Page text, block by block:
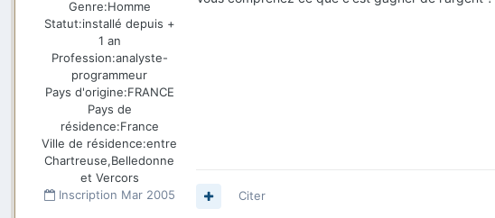
Genre:Homme
Statut:installé depuis +
1 an
Profession:analyste-
programmeur
Pays d'origine:FRANCE
Pays de
résidence:France
Ville de résidence:entre
Chartreuse,Belledonne
et Vercors
Inscription Mar 2005 Citer